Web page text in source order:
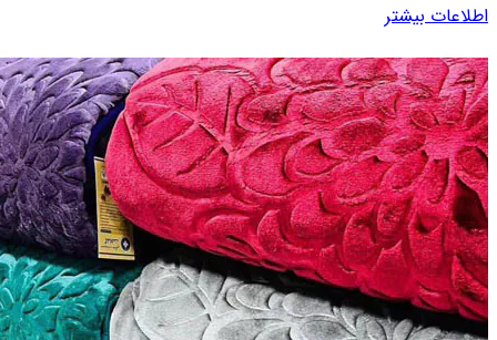
اطلاعات بیشتر